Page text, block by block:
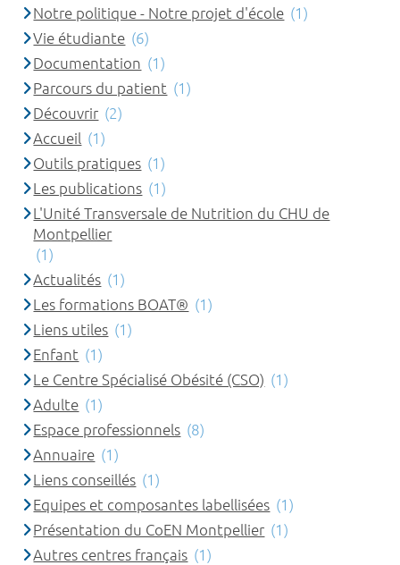
Notre politique - Notre projet d'école (1)
Vie étudiante (6)
Documentation (1)
Parcours du patient (1)
Découvrir (2)
Accueil (1)
Outils pratiques (1)
Les publications (1)
L'Unité Transversale de Nutrition du CHU de
Montpellier
(1)
Actualités (1)
Les formations BOAT® (1)
Liens utiles (1)
Enfant (1)
Le Centre Spécialisé Obésité (CSO) (1)
Adulte (1)
Espace professionnels (8)
Annuaire (1)
Liens conseillés (1)
Equipes et composantes labellisées (1)
Présentation du CoEN Montpellier (1)
Autres centres français (1)